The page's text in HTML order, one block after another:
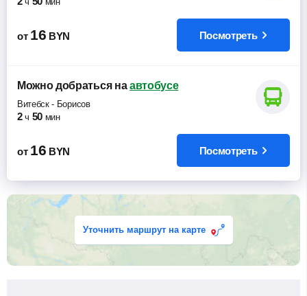
от 16 BYN Посмотреть
Можно добратьсяна автобусе
Витебск- Борисов
2 ч 50 мин
от 16 BYN Посмотреть
Уточнить маршрут на карте